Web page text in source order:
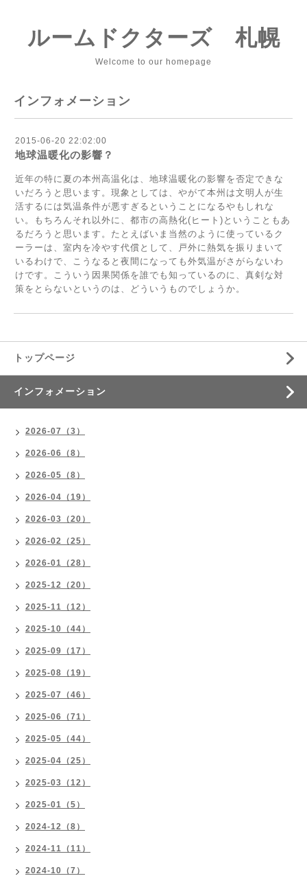
ルームドクターズ 札幌
Welcome to our homepage
インフォメーション
2015-06-20 22:02:00
地球温暖化の影響？
近年の特に夏の本州高温化は、地球温暖化の影響を否定できな
いだろうと思います。現象としては、やがて本州は文明人が生
活するには気温条件が悪すぎるということになるやもしれな
い。もちろんそれ以外に、都市の高熱化(ヒート)ということもあ
るだろうと思います。たとえばいま当然のように使っているク
ーラーは、室内を冷やす代償として、戸外に熱気を振りまいて
いるわけで、こうなると夜間になっても外気温がさがらないわ
けです。こういう因果関係を誰でも知っているのに、真剣な対
策をとらないというのは、どういうものでしょうか。
トップページ
インフォメーション
2026-07（3）
2026-06（8）
2026-05（8）
2026-04（19）
2026-03（20）
2026-02（25）
2026-01（28）
2025-12（20）
2025-11（12）
2025-10（44）
2025-09（17）
2025-08（19）
2025-07（46）
2025-06（71）
2025-05（44）
2025-04（25）
2025-03（12）
2025-01（5）
2024-12（8）
2024-11（11）
2024-10（7）